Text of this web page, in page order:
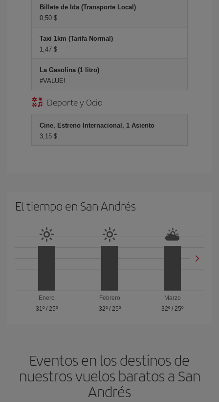
Billete de Ida (Transporte Local)
0,50 $
Taxi 1km (Tarifa Normal)
1,47 $
La Gasolina (1 litro)
#VALUE!
Deporte y Ocio
Cine, Estreno Internacional, 1 Asiento
3,15 $
El tiempo en San Andrés
Enero
31º/ 25º
Febrero
32º/ 25º
Marzo
32º / 25º
Eventos en los destinos de
nuestros vuelos baratos a San
Andrés